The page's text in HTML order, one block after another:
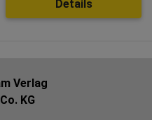
Details
Verlag
KG